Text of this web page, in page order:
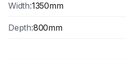
Width:1350mm
Depth:800mm